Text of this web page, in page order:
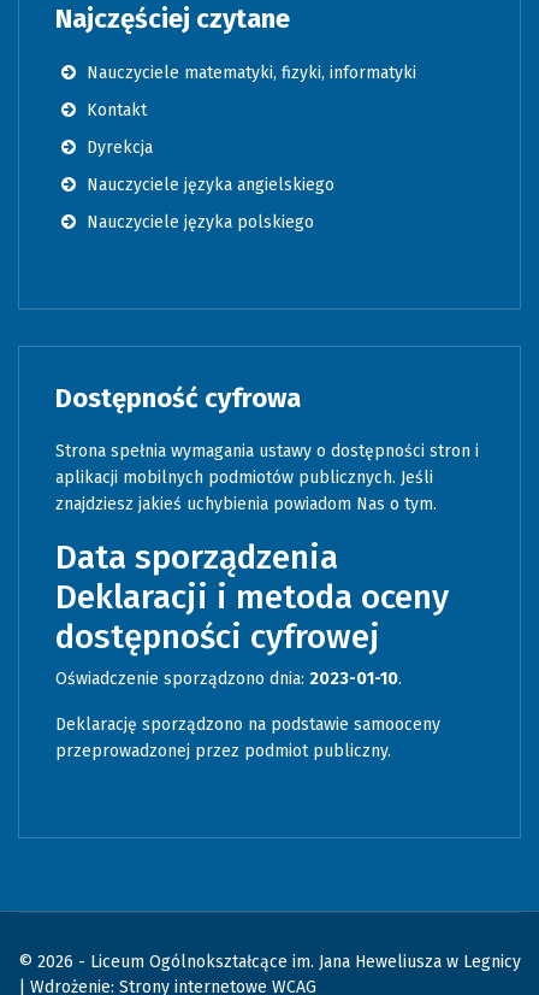
Najczęściej czytane
Nauczyciele matematyki, fizyki, informatyki
Kontakt
Dyrekcja
Nauczyciele języka angielskiego
Nauczyciele języka polskiego
Dostępność cyfrowa
Strona spełnia wymagania ustawy o dostępności stron i
aplikacji mobilnych podmiotów publicznych. Jeśli
znajdziesz jakieś uchybienia powiadom Nas o tym.
Data sporządzenia
Deklaracji i metoda oceny
dostępności cyfrowej
Oświadczenie sporządzono dnia: 2023-01-10.
Deklarację sporządzono na podstawie samooceny
przeprowadzonej przez podmiot publiczny.
© 2026 - Liceum Ogólnokształcące im. Jana Heweliusza w Legnicy
| Wdrożenie: Strony internetowe WCAG